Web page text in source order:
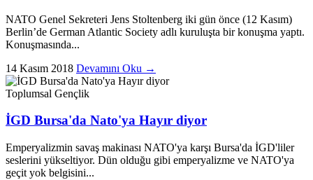
NATO Genel Sekreteri Jens Stoltenberg iki gün önce (12 Kasım)
Berlin’de German Atlantic Society adlı kuruluşta bir konuşma yaptı.
Konuşmasında...
14 Kasım 2018 Devamını Oku →
Toplumsal Gençlik
İGD Bursa'da Nato'ya Hayır diyor
Emperyalizmin savaş makinası NATO'ya karşı Bursa'da İGD'liler
seslerini yükseltiyor. Dün olduğu gibi emperyalizme ve NATO'ya
geçit yok belgisini...